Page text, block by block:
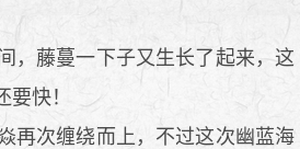
，藤蔓一下子又生长了起来，这
快！
再次缠绕而上，不过这次幽蓝海